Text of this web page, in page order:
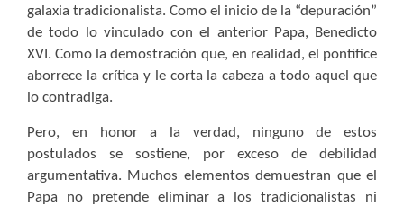
galaxia tradicionalista. Como el inicio de la “depuración”
de todo lo vinculado con el anterior Papa, Benedicto
XVI. Como la demostración que, en realidad, el pontífice
aborrece la crítica y le corta la cabeza a todo aquel que
lo contradiga.
Pero, en honor a la verdad, ninguno de estos
postulados se sostiene, por exceso de debilidad
argumentativa. Muchos elementos demuestran que el
Papa no pretende eliminar a los tradicionalistas ni